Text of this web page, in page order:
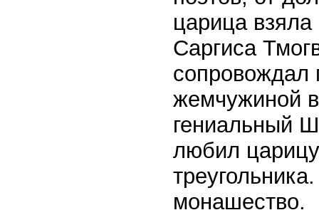
царица
Саргиса
сопровождал
жемчужиной
гениальный
любил
монашество.